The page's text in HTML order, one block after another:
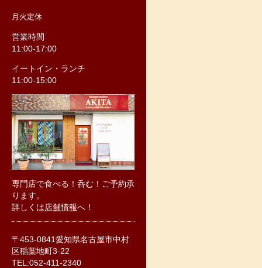
月火定休
営業時間
11:00-17:00
イートイン・ランチ
11:00-15:00
専門店で食べる！呑む！ご予約承
ります。
詳しくは店舗情報へ！
〒453-0841愛知県名古屋市中村
区稲葉地町3-22
TEL:052-411-2340